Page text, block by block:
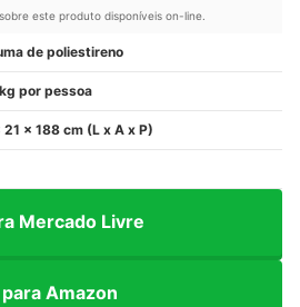
este produto disponíveis on-line.
de poliestireno
por pessoa
x 188 cm (L x A x P)
Mercado Livre
Amazon